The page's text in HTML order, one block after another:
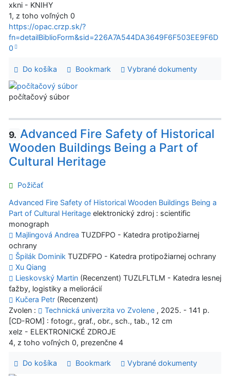
xkni - KNIHY
1, z toho voľných 0
https://opac.crzp.sk/?
fn=detailBiblioForm&sid=226A7A544DA3649F6F503EE9F6D
0
Do košíka Bookmark Vybrané dokumenty
počítačový súbor
9. Advanced Fire Safety of Historical
Wooden Buildings Being a Part of
Cultural Heritage
Požičať
Advanced Fire Safety of Historical Wooden Buildings Being a
Part of Cultural Heritage elektronický zdroj : scientific
monograph
Majlingová Andrea TUZDFPO - Katedra protipožiarnej
ochrany
Špilák Dominik TUZDFPO - Katedra protipožiarnej ochrany
Xu Qiang
Lieskovský Martin (Recenzent) TUZLFLTLM - Katedra lesnej
ťažby, logistiky a meliorácií
Kučera Petr (Recenzent)
Zvolen :
Technická univerzita vo Zvolene , 2025. - 141 p.
[CD-ROM] : fotogr., graf., obr., sch., tab., 12 cm
xelz - ELEKTRONICKÉ ZDROJE
4, z toho voľných 0, prezenčne 4
Do košíka Bookmark Vybrané dokumenty